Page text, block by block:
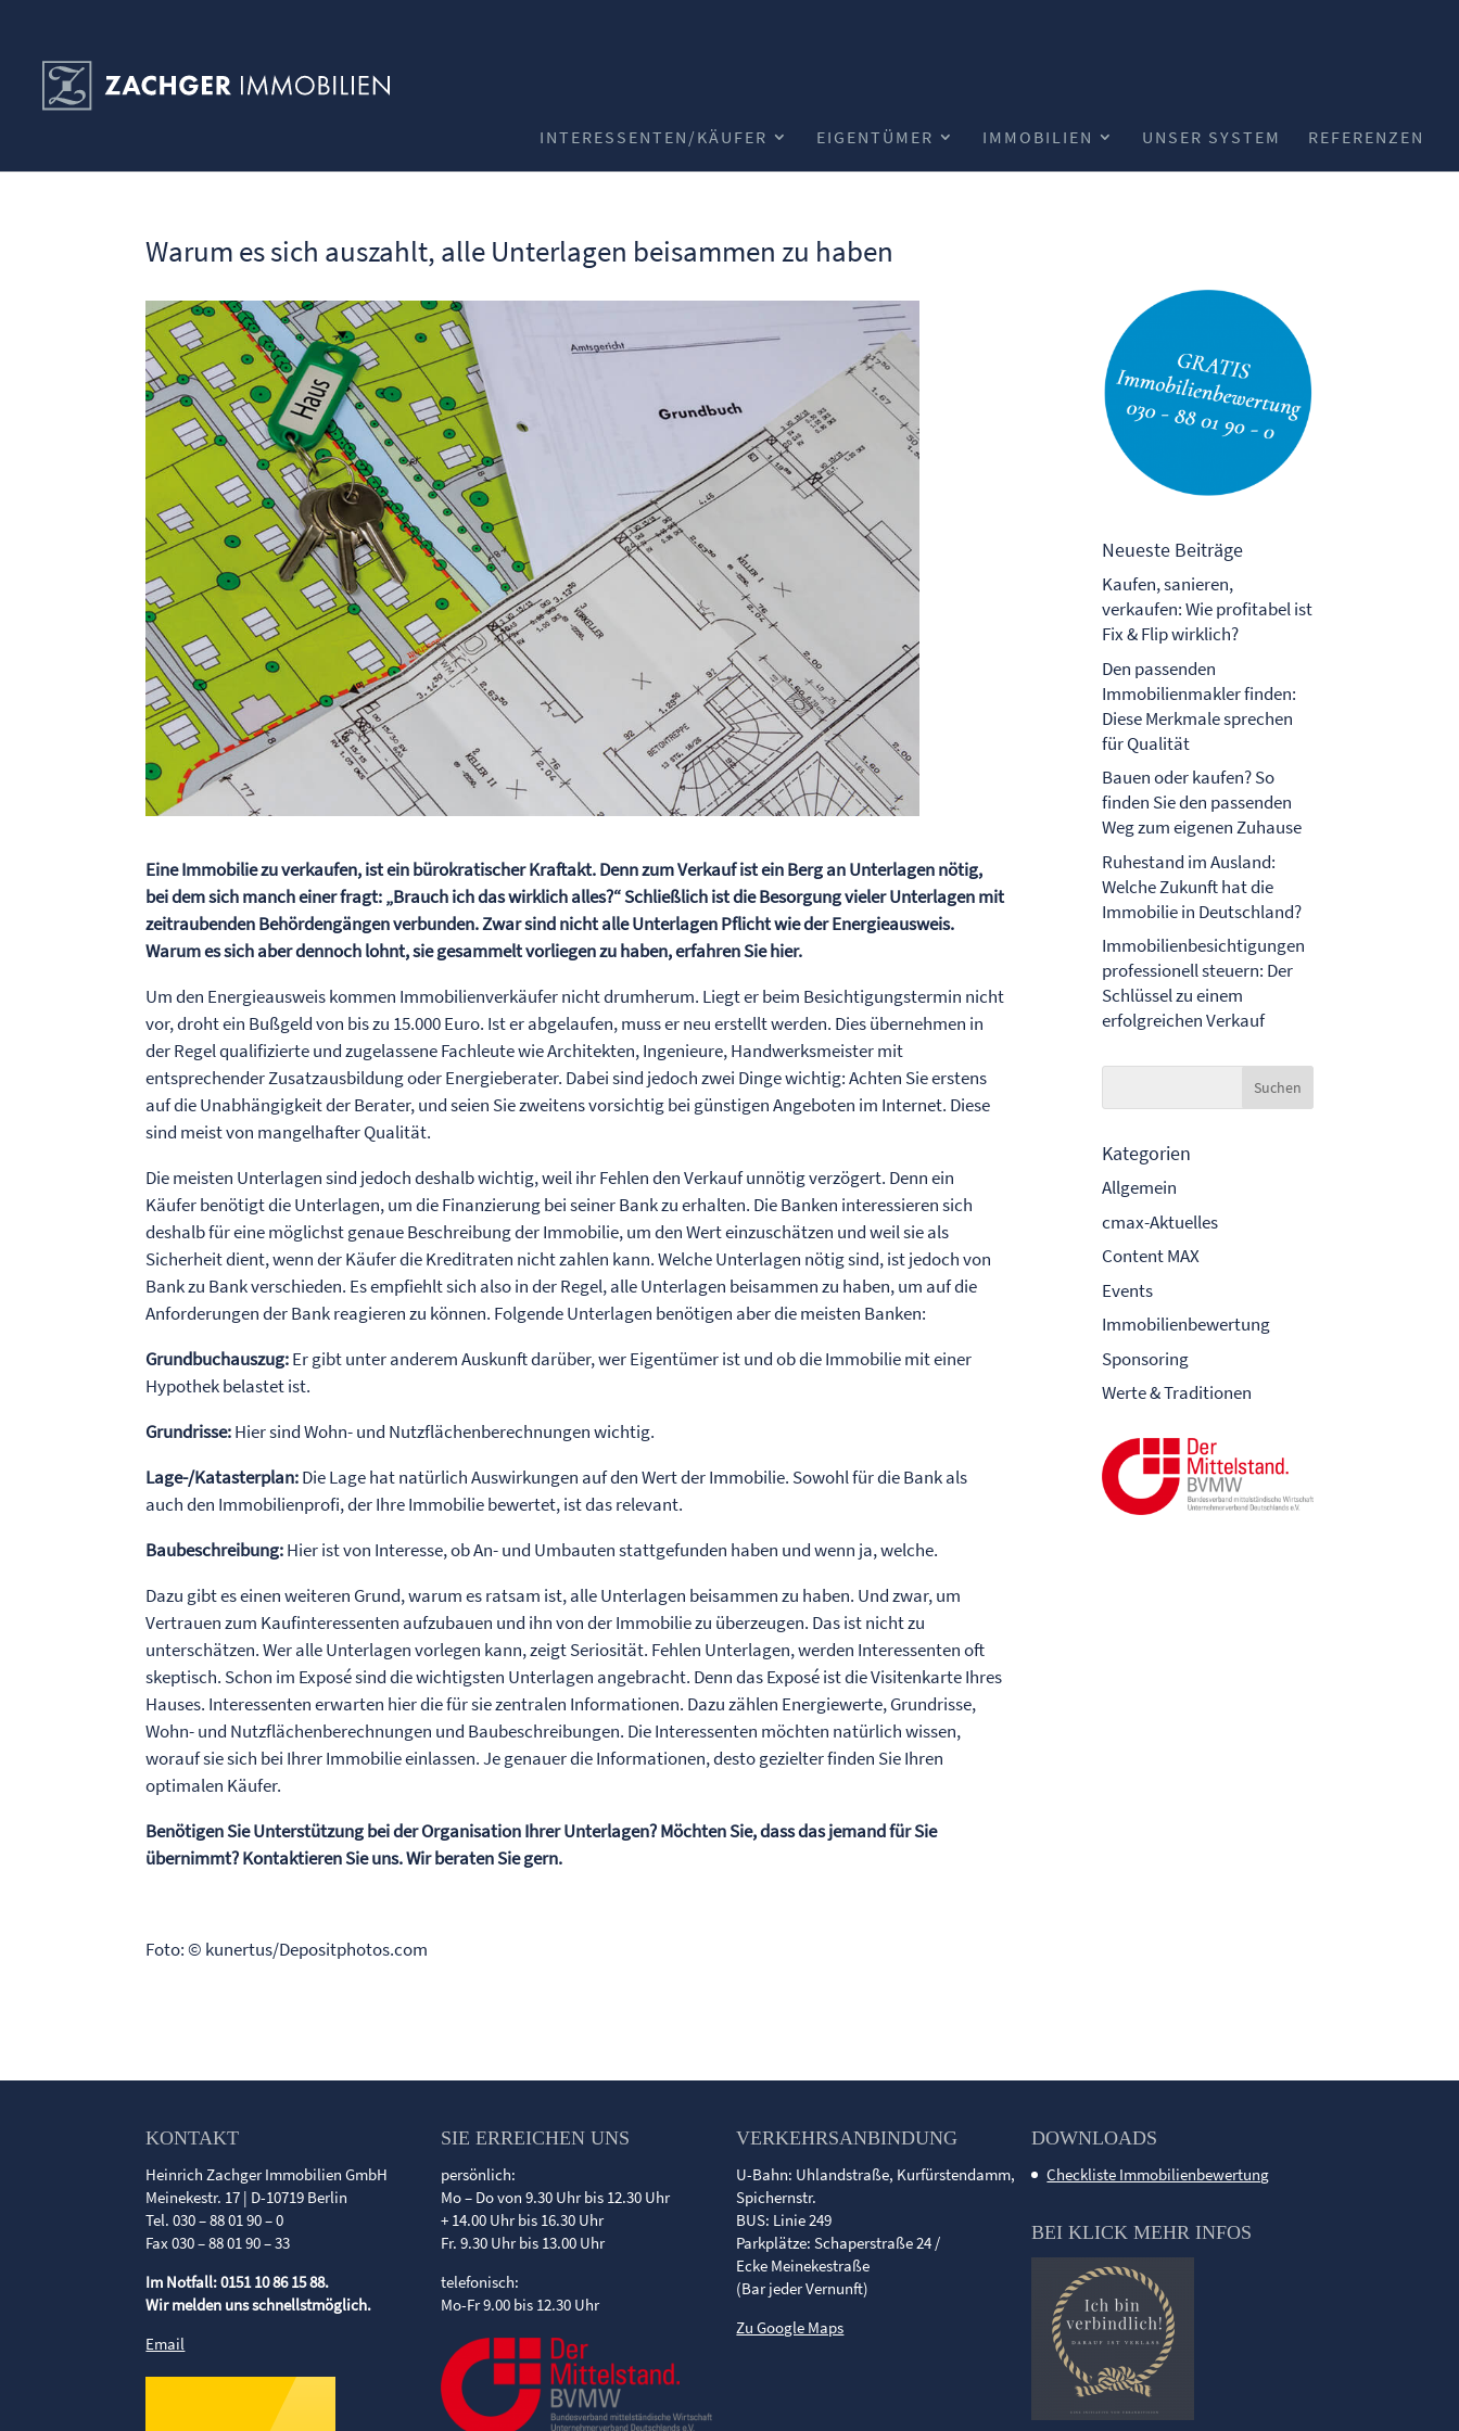
INTERESSENTEN/KÄUFER EIGENTÜMER IMMOBILIEN UNSER SYSTEM REFERENZEN
Warum es sich auszahlt, alle Unterlagen beisammen zu haben
Eine Immobilie zu verkaufen, ist ein bürokratischer Kraftakt. Denn zum Verkauf ist ein Berg an Unterlagen nötig,
bei dem sich manch einer fragt: „Brauch ich das wirklich alles?“ Schließlich ist die Besorgung vieler Unterlagen mit
zeitraubenden Behördengängen verbunden. Zwar sind nicht alle Unterlagen Pflicht wie der Energieausweis.
Warum es sich aber dennoch lohnt, sie gesammelt vorliegen zu haben, erfahren Sie hier.
Um den Energieausweis kommen Immobilienverkäufer nicht drumherum. Liegt er beim Besichtigungstermin nicht
vor, droht ein Bußgeld von bis zu 15.000 Euro. Ist er abgelaufen, muss er neu erstellt werden. Dies übernehmen in
der Regel qualifizierte und zugelassene Fachleute wie Architekten, Ingenieure, Handwerksmeister mit
entsprechender Zusatzausbildung oder Energieberater. Dabei sind jedoch zwei Dinge wichtig: Achten Sie erstens
auf die Unabhängigkeit der Berater, und seien Sie zweitens vorsichtig bei günstigen Angeboten im Internet. Diese
sind meist von mangelhafter Qualität.
Die meisten Unterlagen sind jedoch deshalb wichtig, weil ihr Fehlen den Verkauf unnötig verzögert. Denn ein
Käufer benötigt die Unterlagen, um die Finanzierung bei seiner Bank zu erhalten. Die Banken interessieren sich
deshalb für eine möglichst genaue Beschreibung der Immobilie, um den Wert einzuschätzen und weil sie als
Sicherheit dient, wenn der Käufer die Kreditraten nicht zahlen kann. Welche Unterlagen nötig sind, ist jedoch von
Bank zu Bank verschieden. Es empfiehlt sich also in der Regel, alle Unterlagen beisammen zu haben, um auf die
Anforderungen der Bank reagieren zu können. Folgende Unterlagen benötigen aber die meisten Banken:
Grundbuchauszug:Er gibt unter anderem Auskunft darüber, wer Eigentümer ist und ob die Immobilie mit einer
Hypothek belastet ist.
Grundrisse:Hier sind Wohn- und Nutzflächenberechnungen wichtig.
Lage-/Katasterplan:Die Lage hat natürlich Auswirkungen auf den Wert der Immobilie. Sowohl für die Bank als
auch den Immobilienprofi, der Ihre Immobilie bewertet, ist das relevant.
Baubeschreibung:Hier ist von Interesse, ob An- und Umbauten stattgefunden haben und wenn ja, welche.
Dazu gibt es einen weiteren Grund, warum es ratsam ist, alle Unterlagen beisammen zu haben. Und zwar, um
Vertrauen zum Kaufinteressenten aufzubauen und ihn von der Immobilie zu überzeugen. Das ist nicht zu
unterschätzen. Wer alle Unterlagen vorlegen kann, zeigt Seriosität. Fehlen Unterlagen, werden Interessenten oft
skeptisch. Schon im Exposé sind die wichtigsten Unterlagen angebracht. Denn das Exposé ist die Visitenkarte Ihres
Hauses. Interessenten erwarten hier die für sie zentralen Informationen. Dazu zählen Energiewerte, Grundrisse,
Wohn- und Nutzflächenberechnungen und Baubeschreibungen. Die Interessenten möchten natürlich wissen,
worauf sie sich bei Ihrer Immobilie einlassen. Je genauer die Informationen, desto gezielter finden Sie Ihren
optimalen Käufer.
Benötigen Sie Unterstützung bei der Organisation Ihrer Unterlagen? Möchten Sie, dass das jemand für Sie
übernimmt? Kontaktieren Sie uns. Wir beraten Sie gern.
Foto: © kunertus/Depositphotos.com
Neueste Beiträge
Kaufen, sanieren,
verkaufen: Wie profitabel ist
Fix & Flip wirklich?
Den passenden
Immobilienmakler finden:
Diese Merkmale sprechen
für Qualität
Bauen oder kaufen? So
finden Sie den passenden
Weg zum eigenen Zuhause
Ruhestand im Ausland:
Welche Zukunft hat die
Immobilie in Deutschland?
Immobilienbesichtigungen
professionell steuern: Der
Schlüssel zu einem
erfolgreichen Verkauf
Kategorien
Allgemein
cmax-Aktuelles
Content MAX
Events
Immobilienbewertung
Sponsoring
Werte & Traditionen
KONTAKT
Heinrich Zachger Immobilien GmbH
Meinekestr. 17 | D-10719 Berlin
Tel. 030 – 88 01 90 – 0
Fax 030 – 88 01 90 – 33
Im Notfall: 0151 10 86 15 88.
Wir melden uns schnellstmöglich.
Email
SIE ERREICHEN UNS
persönlich:
Mo – Do von 9.30 Uhr bis 12.30 Uhr
+ 14.00 Uhr bis 16.30 Uhr
Fr. 9.30 Uhr bis 13.00 Uhr
telefonisch:
Mo-Fr 9.00 bis 12.30 Uhr
VERKEHRSANBINDUNG
U-Bahn: Uhlandstraße, Kurfürstendamm,
Spichernstr.
BUS: Linie 249
Parkplätze: Schaperstraße 24 /
Ecke Meinekestraße
(Bar jeder Vernunft)
Zu Google Maps
DOWNLOADS
Checkliste Immobilienbewertung
BEI KLICK MEHR INFOS